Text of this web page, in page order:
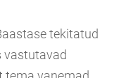
tekitatud
vastutavad